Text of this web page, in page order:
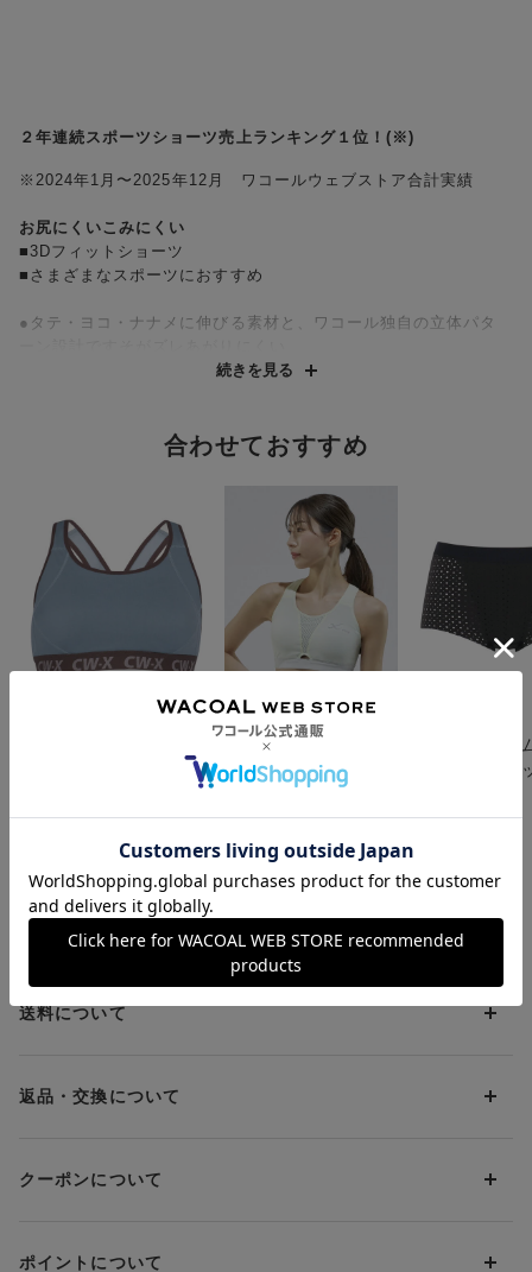
２年連続スポーツショーツ売上ランキング１位！(※)
※2024年1月〜2025年12月 ワコールウェブストア合計実績
お尻にくいこみにくい
■3Dフィットショーツ
■さまざまなスポーツにおすすめ
●タテ・ヨコ・ナナメに伸びる素材と、ワコール独自の立体パタ
●フリーなカッティング始末ですっきり。ひびきにくく、締め付
●本体生地はリサイクルポリエステル糸を使用した、環境に配慮
●高いストレッチ性があり、しなやかでソフトな風合いの「Flex
Move®」を採用。フィット感がよく、着ごこちのよい素材です。
タテ・ヨコ・ナナメ全方向均一に伸びる8WAYストレッチなの
で、動きやすい。
・前ウエスト：ワサ（折り返し）始末でフラット。段差になりに
くく、締め付けを感じにくい。
・後ろウエスト／後ろすそ：フリーなカッティング始末ですっき
・後ろマチ：マチ接ぎが目立ちにくい仕様
・裏マチ：メッシュ調素材
※Flex Move®はセーレン株式会社の登録商標です
続きを見る
合わせておすすめ
スポーツゆれケアブラ
｜マラソン・ジョギン
グ・球技に｜ スポー
メッシュ｜ハードな動
きに対応｜スポーツゆ
ン・ジョギング・球技
に｜ スポーツブラ
通気性が良く
い｜３Ｄフィ
お支払方法について
代金引換
PayPay
楽天ペイ
※商品や条件により、一部ご利用いただけないお支払方法がござ
送料について
（税込）（全国一律）をご負担いただきます。
す。
返品・交換について
ブラジャー・靴・スポーツタイツ(CW-X)・一部マタニティ商品
い」をご利用ください。ただし、セール商品は返送料無料の対
クーポンについて
クーポン利用方法について
ポイントについて